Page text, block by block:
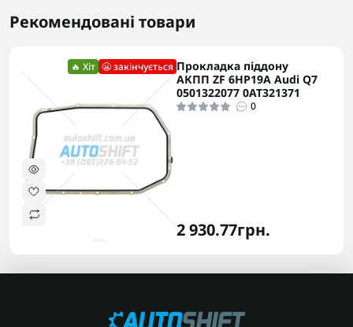
Рекомендовані товари
🔥 Хіт 😬 закінчується Прокладка піддону
АКПП ZF 6HP19A Audi Q7
0501322077 0AT321371
0
2 930.77грн.